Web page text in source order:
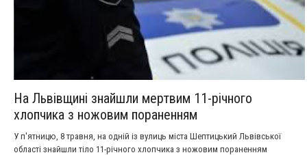
На Львівщині знайшли мертвим 11-річного
хлопчика з ножовим пораненням
У п'ятницю, 8 травня, на одній із вулиць міста Шептицький Львівської
області знайшли тіло 11-річного хлопчика з ножовим пораненням